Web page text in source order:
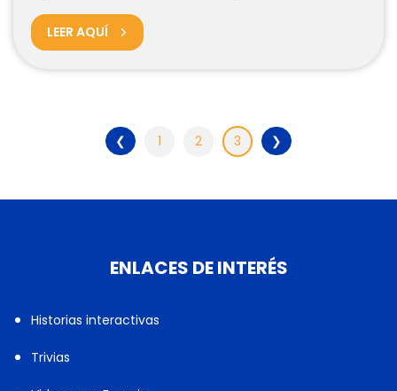
LEER AQUÍ
❮ 1 2 3 ❯
ENLACES DE INTERÉS
Historias interactivas
Trivias